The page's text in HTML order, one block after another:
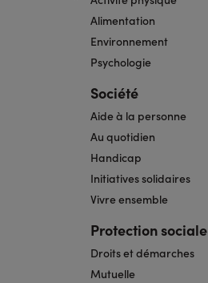
Alimentation
Environnement
Psychologie
Société
Aide à la personne
Au quotidien
Handicap
Initiatives solidaires
Vivre ensemble
Protection sociale
Droits et démarches
Mutuelle